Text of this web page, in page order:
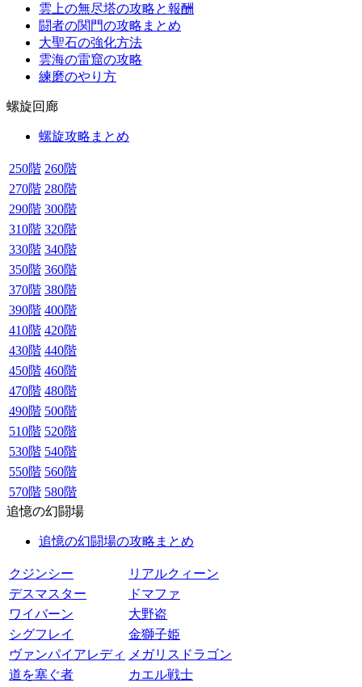
雲上の無尽塔の攻略と報酬
闘者の関門の攻略まとめ
大聖石の強化方法
雲海の雷窟の攻略
練磨のやり方
螺旋回廊
螺旋攻略まとめ
250階 260階
270階 280階
290階 300階
310階 320階
330階 340階
350階 360階
370階 380階
390階 400階
410階 420階
430階 440階
450階 460階
470階 480階
490階 500階
510階 520階
530階 540階
550階 560階
570階 580階
追憶の幻闘場
追憶の幻闘場の攻略まとめ
クジンシー
リアルクィーン
デスマスター
ドマファ
ワイバーン
大野盗
シグフレイ
金獅子姫
ヴァンパイアレディ
メガリスドラゴン
道を塞ぐ者
カエル戦士